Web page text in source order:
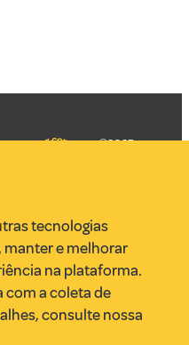
©2025
tecnologias
e melhorar
na plataforma.
a coleta de
consulte nossa